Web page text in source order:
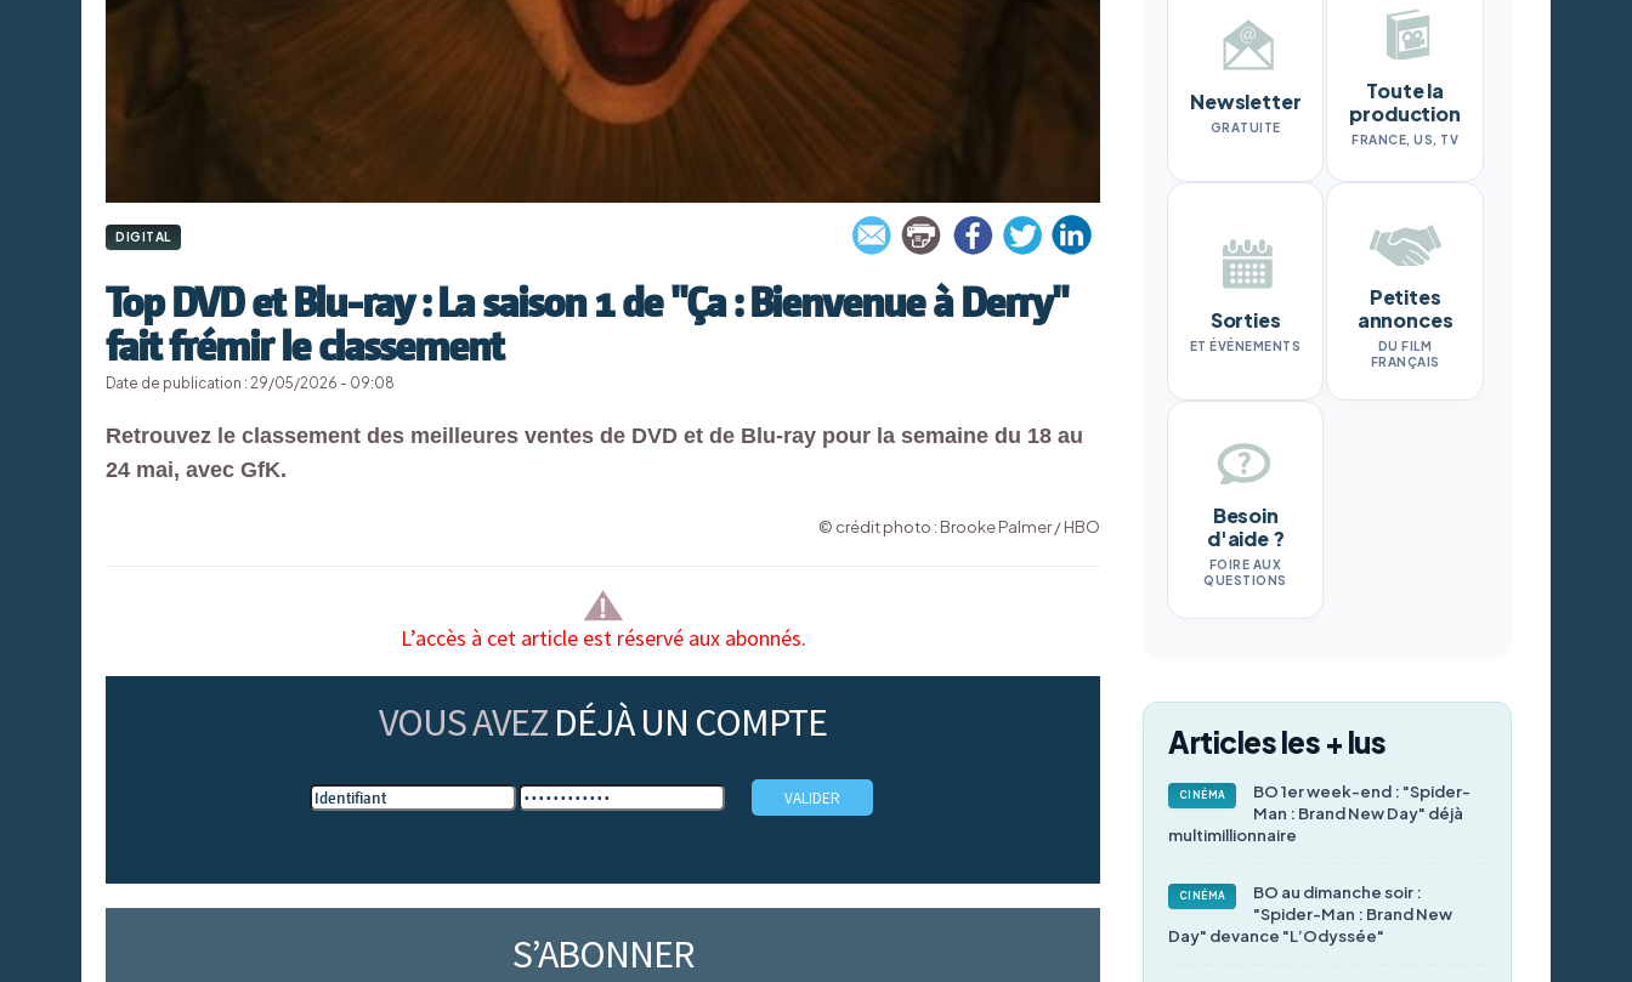
DIGITAL
Top DVD et Blu-ray : La saison 1 de "Ça : Bienvenue à Derry"
fait frémir le classement
Date de publication : 29/05/2026 - 09:08
Retrouvez le classement des meilleures ventes de DVD et de Blu-ray pour la semaine du 18 au
24 mai, avec GfK.
© crédit photo : Brooke Palmer / HBO
L’accès à cet article est réservé aux abonnés.
VOUS AVEZ DÉJÀ UN COMPTE
S’ABONNER
Newsletter
GRATUITE
Toute la
production
FRANCE, US, TV
Sorties
ET ÉVÉNEMENTS
Petites
annonces
DU FILM
FRANÇAIS
Besoin
d'aide ?
FOIRE AUX
QUESTIONS
Articles les + lus
CINÉMA
BO 1er week-end : "Spider-
Man : Brand New Day" déjà
multimillionnaire
CINÉMA
BO au dimanche soir :
"Spider-Man : Brand New
Day" devance "L’Odyssée"